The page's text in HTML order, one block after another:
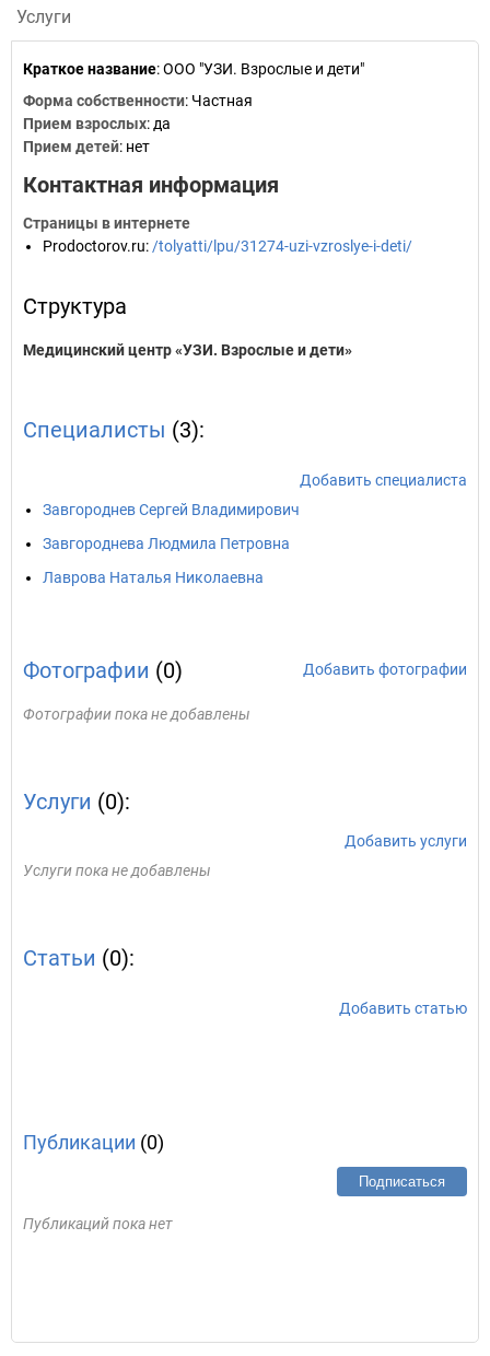
Услуги
Краткое название:ООО "УЗИ. Взрослые и дети"
Форма собственности: Частная
Прием взрослых: да
Прием детей: нет
Контактная информация
Страницы в интернете
Prodoctorov.ru: /tolyatti/lpu/31274-uzi-vzroslye-i-deti/
Структура
Медицинский центр «УЗИ. Взрослые и дети»
Специалисты (3):
Добавить специалиста
Завгороднев Сергей Владимирович
Завгороднева Людмила Петровна
Лаврова Наталья Николаевна
Фотографии (0) Добавить фотографии
Фотографии пока не добавлены
Услуги (0):
Добавить услуги
Услуги пока не добавлены
Статьи (0):
Добавить статью
Публикации (0)
Подписаться
Публикаций пока нет